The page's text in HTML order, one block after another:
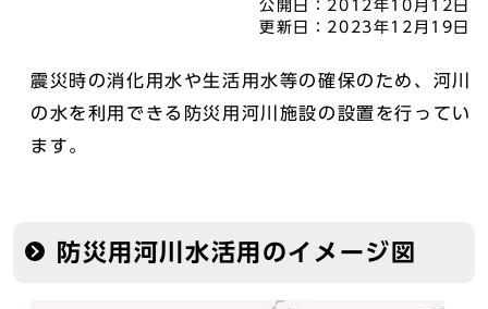
公開日： 2012年10月12日
更新日： 2023年12月19日
震災時の消化用水や生活用水等の確保のため、河川
の水を利用できる防災用河川施設の設置を行ってい
ます。
防災用河川水活用のイメージ図